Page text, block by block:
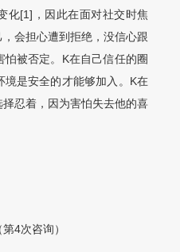
化[1]，因此在面对社交时焦
会担心遭到拒绝，没信心跟
被否定。K在自己信任的圈
是安全的才能够加入。K在
忍着，因为害怕失去他的喜
4次咨询）